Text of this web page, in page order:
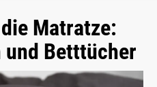
Matratze:
und Betttücher